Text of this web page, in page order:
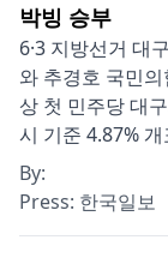
박빙 승부
6·3 지방선거 대
와 추경호 국민
상 첫 민주당 대
시 기준 4.87%
By:
Press: 한국일보